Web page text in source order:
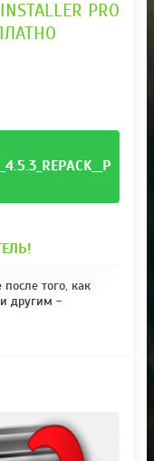
PRO
после того, как
и другим -